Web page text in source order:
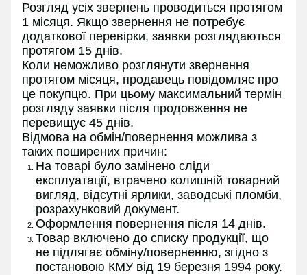
Розгляд усіх звернень проводиться протягом
1 місяця. Якщо звернення не потребує
додаткової перевірки, заявки розглядаються
протягом 15 днів.
Коли неможливо розглянути звернення
протягом місяця, продавець повідомляє про
це покупцю. При цьому максимальний термін
розгляду заявки після продовження не
перевищує 45 днів.
Відмова на обмін/повернення можлива з
таких поширених причин:
На товарі було замінено сліди
експлуатації, втрачено колишній товарний
вигляд, відсутні ярлики, заводські пломби,
розрахунковий документ.
Оформлення повернення після 14 днів.
Товар включено до списку продукції, що
не підлягає обміну/поверненню, згідно з
постановою КМУ від 19 березня 1994 року.